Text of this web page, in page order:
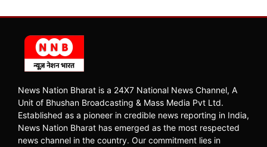
News Nation Bharat is a 24X7 National News Channel, A
Unit of Bhushan Broadcasting & Mass Media Pvt Ltd.
Established as a pioneer in credible news reporting in India,
News Nation Bharat has emerged as the most respected
news channel in the country. Our commitment lies in